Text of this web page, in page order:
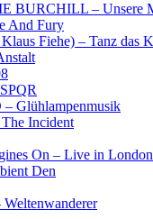
BURCHILL – Unsere
And Fury
Fiehe) – Tanz das
Glühlampenmusik
Incident
On – Live in London
Den